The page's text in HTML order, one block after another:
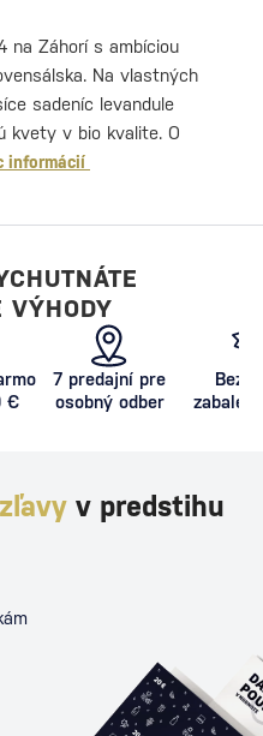
na Záhorí s ambíciou
Na vlastných
sadeníc levandule
kvety v bio kvalite. O
informácií
VÝHODY
€
7 predajní pre
osobný odber
v predstihu